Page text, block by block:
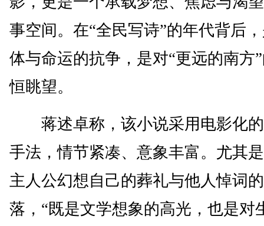
事空间。在“全民写诗”的年代背后
体与命运的抗争，是对“更远的南方
恒眺望。
蒋述卓称，该小说采用电影化
手法，情节紧凑、意象丰富。尤其
主人公幻想自己的葬礼与他人悼词
落，“既是文学想象的高光，也是对